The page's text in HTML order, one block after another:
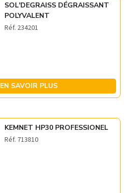
SOL'DEGRAISS DÉGRAISSANT
POLYVALENT
Réf. 234201
EN SAVOIR PLUS
KEMNET HP30 PROFESSIONEL
Réf. 713810